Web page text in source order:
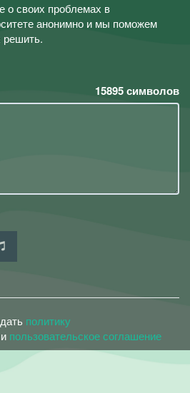
о своих проблемах в
анонимно и мы поможем
15895символов
политику
и пользовательское соглашение